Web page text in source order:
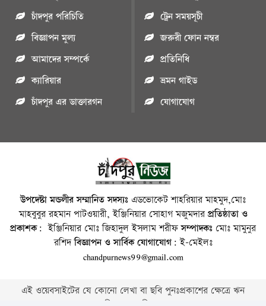
চাঁদপুর পরিচিতি
বিজ্ঞাপন মুল্য
আমাদের সম্পর্কে
ক্যারিয়ার
চাঁদপুর এর ডাক্তারগন
ট্রেন সময়সূচী
জরুরী ফোন নম্বর
প্রতিনিধি
ভ্রমন গাইড
যোগাযোগ
উপদেষ্টা মন্ডলীর সম্মানিত সদস্যঃ এডভোকেট শাহরিয়ার মাহমুদ,মোঃ
মাহবুবুর রহমান পাটওয়ারী, ইঞ্জিনিয়ার সোহাগ মজুমদারপ্রতিষ্ঠাতা ও
প্রকাশক: ইঞ্জিনিয়ার মোঃ জিহাদুল ইসলাম শরীফসম্পাদকঃ মোঃ মামুনুর
রশিদবিজ্ঞাপন ও সার্বিক যোগাযোগ: ই-মেইলঃ
chandpurnews99@gmail.com
এই ওয়েবসাইটের যে কোনো লেখা বা ছবি পুনঃপ্রকাশের ক্ষেত্রে ঋন